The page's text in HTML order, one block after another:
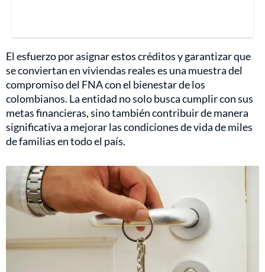
El esfuerzo por asignar estos créditos y garantizar que
se conviertan en viviendas reales es una muestra del
compromiso del FNA con el bienestar de los
colombianos. La entidad no solo busca cumplir con sus
metas financieras, sino también contribuir de manera
significativa a mejorar las condiciones de vida de miles
de familias en todo el país.